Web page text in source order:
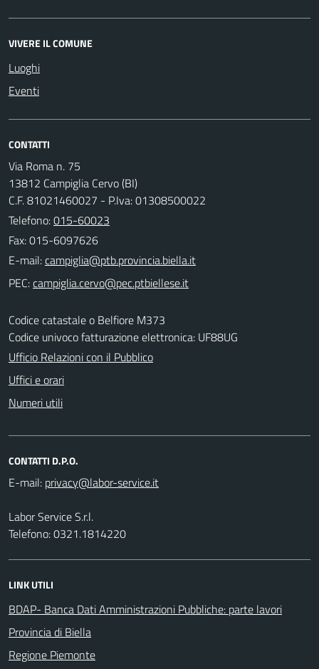
VIVERE IL COMUNE
Luoghi
Eventi
CONTATTI
Via Roma n. 75
13812 Campiglia Cervo (BI)
C.F. 81021460027 - P.Iva: 01308500022
Telefono:015-60023
Fax: 015-6097626
E-mail:
PEC:
Codice catastale o Belfiore M373
Codice univoco fatturazione elettronica: UF88UG
Ufficio Relazioni con il Pubblico
Uffici e orari
Numeri utili
CONTATTI D.P.O.
E-mail:
Labor Service S.r.l.
Telefono: 0321.1814220
LINK UTILI
BDAP- Banca Dati Amministrazioni Pubbliche: parte lavori
Provincia di Biella
Regione Piemonte